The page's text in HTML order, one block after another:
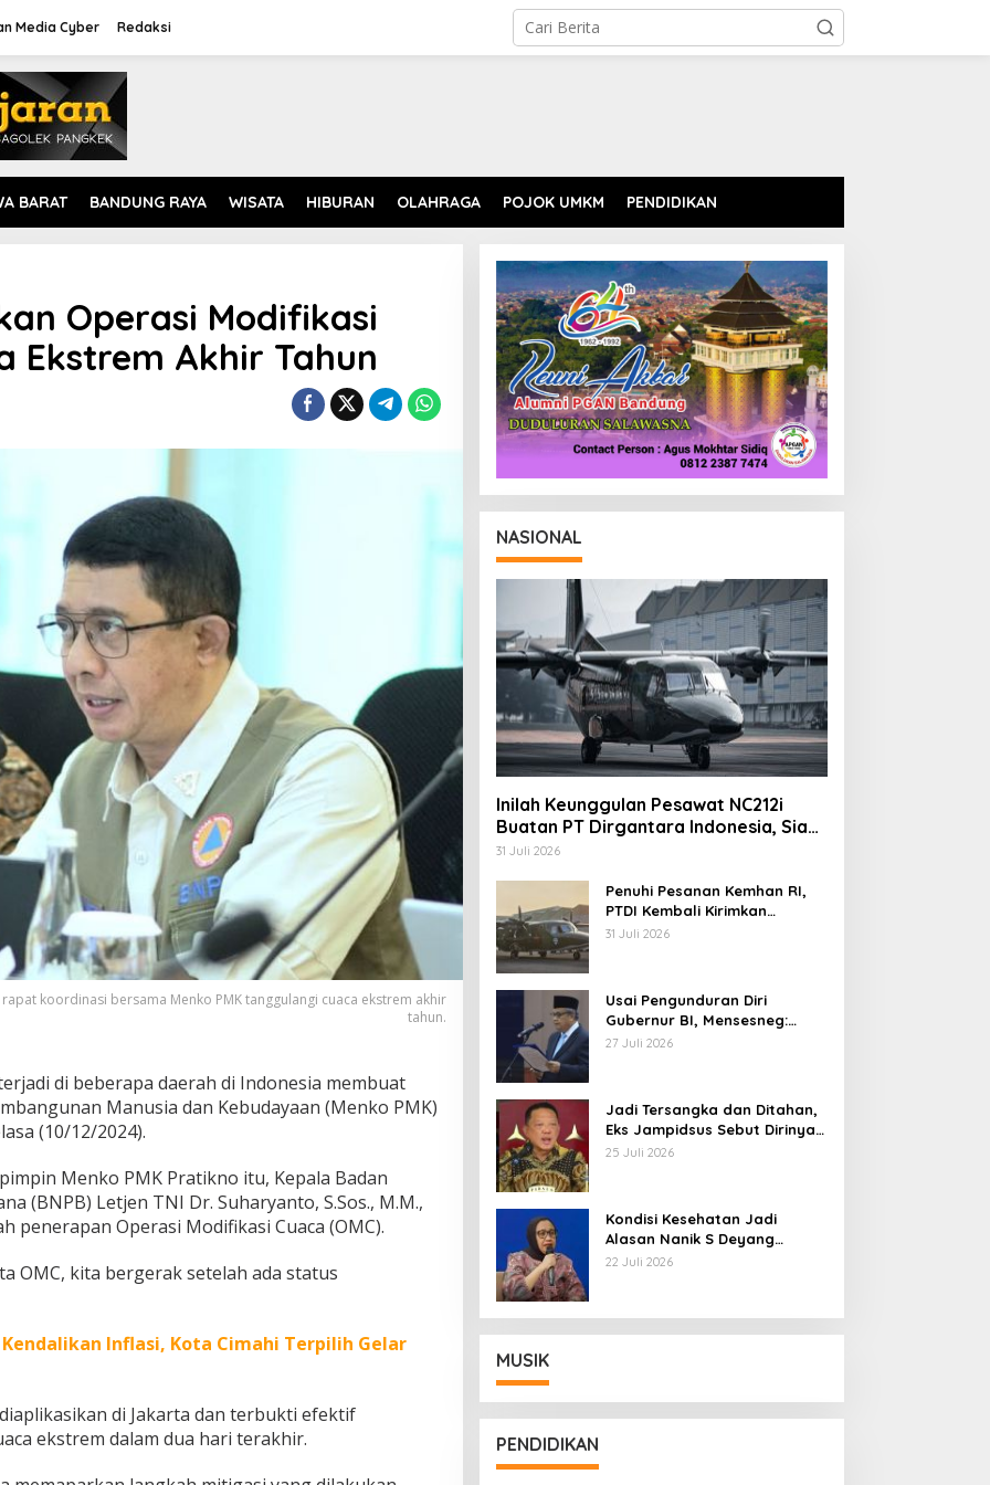
Media Cyber Redaksi
BARAT BANDUNG RAYA WISATA HIBURAN OLAHRAGA POJOK UMKM PENDIDIKAN
Operasi Modifikasi
Ekstrem Akhir Tahun
koordinasi bersama Menko PMK tanggulangi cuaca ekstrem akhir
tahun.
di beberapa daerah di Indonesia membuat
Manusia dan Kebudayaan (Menko PMK)
(10/12/2024).
Menko PMK Pratikno itu, Kepala Badan
(BNPB) Letjen TNI Dr. Suharyanto, S.Sos., M.M.,
penerapan Operasi Modifikasi Cuaca (OMC).
OMC, kita bergerak setelah ada status
Inflasi, Kota Cimahi Terpilih Gelar
di Jakarta dan terbukti efektif
ekstrem dalam dua hari terakhir.
NASIONAL
Inilah Keunggulan Pesawat NC212i
Buatan PT Dirgantara Indonesia, Siap
Dukung Berbagai Operasi TNI
31 Juli 2026
Penuhi Pesanan Kemhan RI,
PTDI Kembali Kirimkan
Pesawat NC212i ke Pangkalan
31 Juli 2026
Usai Pengunduran Diri
Gubernur BI, Mensesneg:
Segera Terbit Keppres
27 Juli 2026
Jadi Tersangka dan Ditahan,
Eks Jampidsus Sebut Dirinya
Korban Kriminalisasi
25 Juli 2026
Kondisi Kesehatan Jadi
Alasan Nanik S Deyang
Mundur dari BGN, Prabowo
22 Juli 2026
MUSIK
PENDIDIKAN